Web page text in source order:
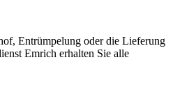
Entrümpelung oder die Lieferung
Emrich erhalten Sie alle